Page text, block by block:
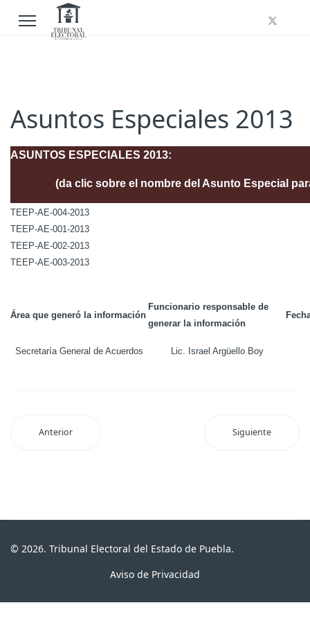
Asuntos Especiales 2013
ASUNTOS ESPECIALES 2013:
(da clic sobre el nombre del Asunto Especial
TEEP-AE-004-2013
TEEP-AE-001-2013
TEEP-AE-002-2013
TEEP-AE-003-2013
Área que generó la información
Funcionario responsable de
generar la información
Secretaría General de Acuerdos Lic. Israel Argüello Boy
Anterior Siguiente
© 2026. Tribunal Electoral del Estado de Puebla.
Aviso de Privacidad